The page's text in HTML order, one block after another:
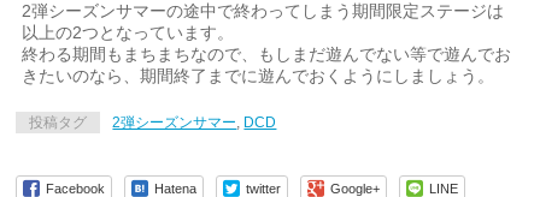
2弾シーズンサマーの途中で終わってしまう期間限定ステージは
以上の2つとなっています。
終わる期間もまちまちなので、もしまだ遊んでない等で遊んでお
きたいのなら、期間終了までに遊んでおくようにしましょう。
投稿タグ 2弾シーズンサマー, DCD
Facebook Hatena twitter Google+ LINE